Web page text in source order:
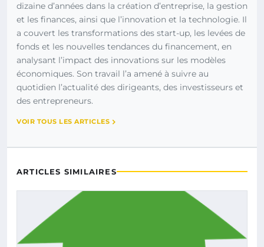
dizaine d’années dans la création d’entreprise, la gestion
et les finances, ainsi que l’innovation et la technologie. Il
a couvert les transformations des start-up, les levées de
fonds et les nouvelles tendances du financement, en
analysant l’impact des innovations sur les modèles
économiques. Son travail l’a amené à suivre au
quotidien l’actualité des dirigeants, des investisseurs et
des entrepreneurs.
VOIR TOUS LES ARTICLES
ARTICLES SIMILAIRES